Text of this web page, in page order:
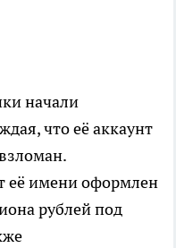
начали
что её аккаунт
её имени оформлен
рублей под